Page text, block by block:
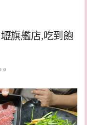
旗艦店,吃到飽
0